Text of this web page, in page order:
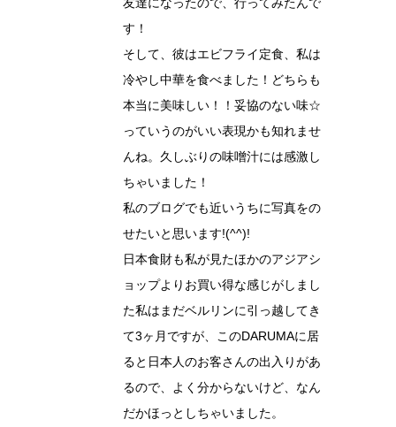
す！
そして、彼はエビフライ定食、私は
冷やし中華を食べました！どちらも
本当に美味しい！！妥協のない味☆
っていうのがいい表現かも知れませ
んね。久しぶりの味噌汁には感激し
ちゃいました！
私のブログでも近いうちに写真をの
せたいと思います!(^^)!
日本食財も私が見たほかのアジアシ
ョップよりお買い得な感じがしまし
た私はまだベルリンに引っ越してき
て3ヶ月ですが、このDARUMAに居
ると日本人のお客さんの出入りがあ
るので、よく分からないけど、なん
だかほっとしちゃいました。